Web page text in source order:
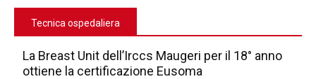
Tecnica ospedaliera
La Breast Unit dell’Irccs Maugeri per il 18° anno
ottiene la certificazione Eusoma